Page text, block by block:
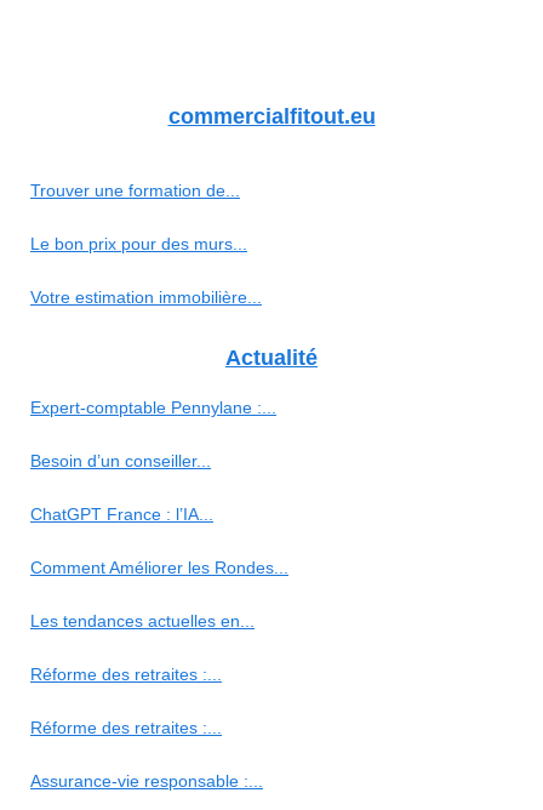
commercialfitout.eu
Trouver une formation de...
Le bon prix pour des murs...
Votre estimation immobilière...
Actualité
Expert-comptable Pennylane :...
Besoin d’un conseiller...
ChatGPT France : l’IA...
Comment Améliorer les Rondes...
Les tendances actuelles en...
Réforme des retraites :...
Réforme des retraites :...
Assurance-vie responsable :...